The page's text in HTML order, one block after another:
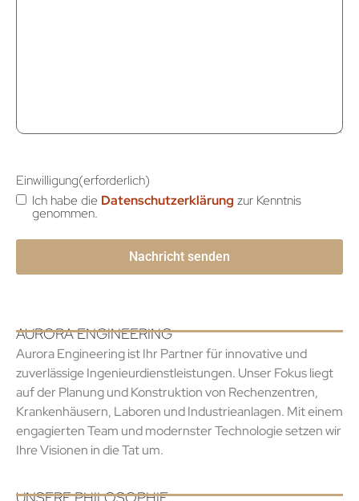
Einwilligung(erforderlich)
Ich habe die Datenschutzerklärung zur Kenntnis
genommen.
AURORA ENGINEERING
Aurora Engineering ist Ihr Partner für innovative und
zuverlässige Ingenieurdienstleistungen. Unser Fokus liegt
auf der Planung und Konstruktion von Rechenzentren,
Krankenhäusern, Laboren und Industrieanlagen. Mit einem
engagierten Team und modernster Technologie setzen wir
Ihre Visionen in die Tat um.
UNSERE PHILOSOPHIE